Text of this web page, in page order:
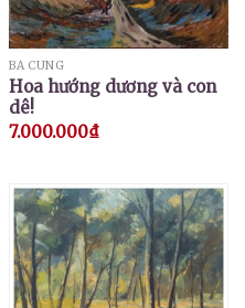
BÁ CUNG
Hoa hướng dương và con
dê!
7.000.000₫